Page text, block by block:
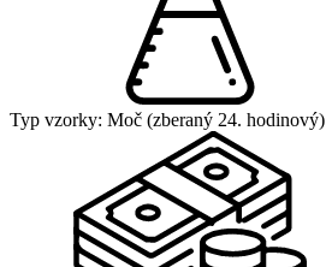
Typ vzorky: Moč (zberaný 24. hodinový)